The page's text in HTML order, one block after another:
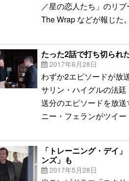
／星の恋人たち」のリ
The Wrap などが報じた。
たった2話で打ち切られ
2017年6月28日
わずか2エピソードが放
サリン・ハイグルの法
送分のエピソードを放
ニー・フェランがツイー
「トレーニング・デイ
ンズ」も
2017年5月28日